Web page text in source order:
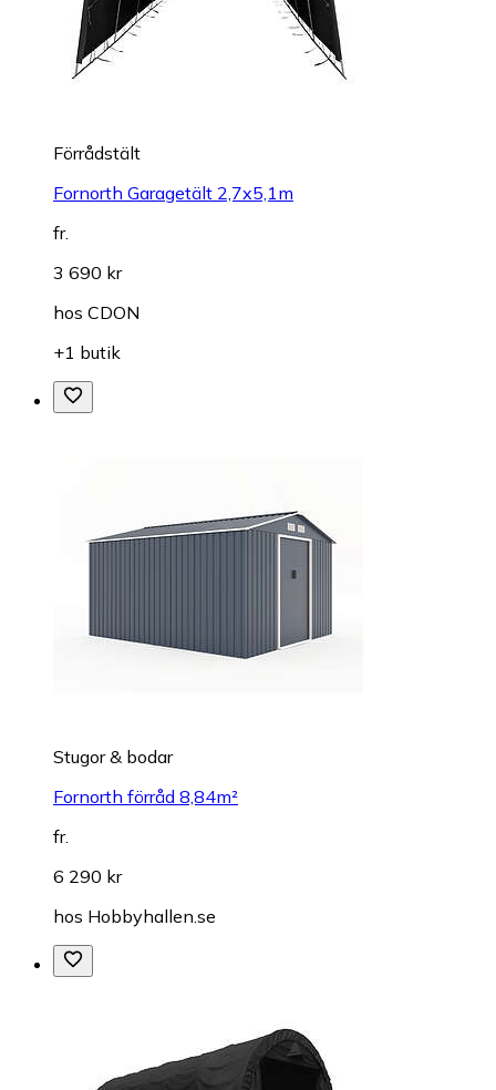
Förrådstält
Fornorth Garagetält 2,7x5,1m
fr.
3 690 kr
hos CDON
+1 butik
Stugor & bodar
Fornorth förråd 8,84m²
fr.
6 290 kr
hos Hobbyhallen.se